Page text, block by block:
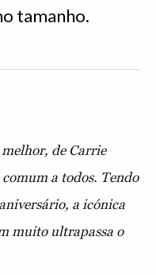
tamanho.
melhor, de Carrie
a todos. Tendo
a icónica
muito ultrapassa o